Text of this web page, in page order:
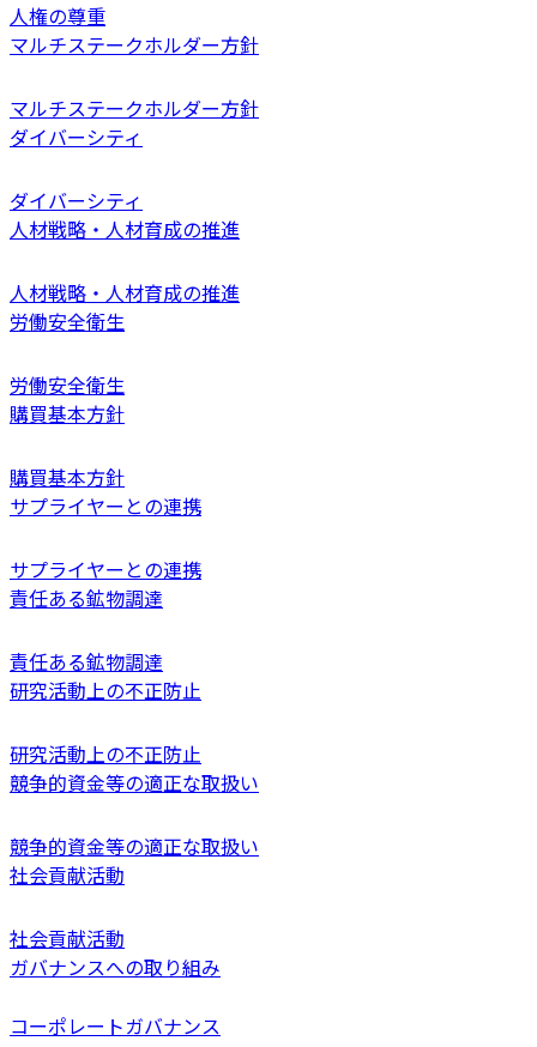
人権の尊重
マルチステークホルダー方針
マルチステークホルダー方針
ダイバーシティ
ダイバーシティ
人材戦略・人材育成の推進
人材戦略・人材育成の推進
労働安全衛生
労働安全衛生
購買基本方針
購買基本方針
サプライヤーとの連携
サプライヤーとの連携
責任ある鉱物調達
責任ある鉱物調達
研究活動上の不正防止
研究活動上の不正防止
競争的資金等の適正な取扱い
競争的資金等の適正な取扱い
社会貢献活動
社会貢献活動
ガバナンスへの取り組み
コーポレートガバナンス